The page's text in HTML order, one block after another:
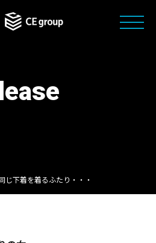
じ下着を着るふたり・・・